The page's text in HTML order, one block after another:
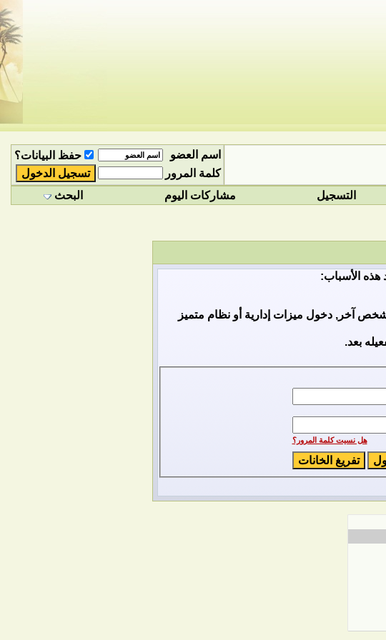
اسم العضو
حفظ البيانات؟
كلمة المرور
التسجيل مشاركات اليوم البحث
هذه الأسباب:
آخر, دخول ميزات إدارية أو نظام متميز
بعد.
هل نسيت كلمة المرور؟